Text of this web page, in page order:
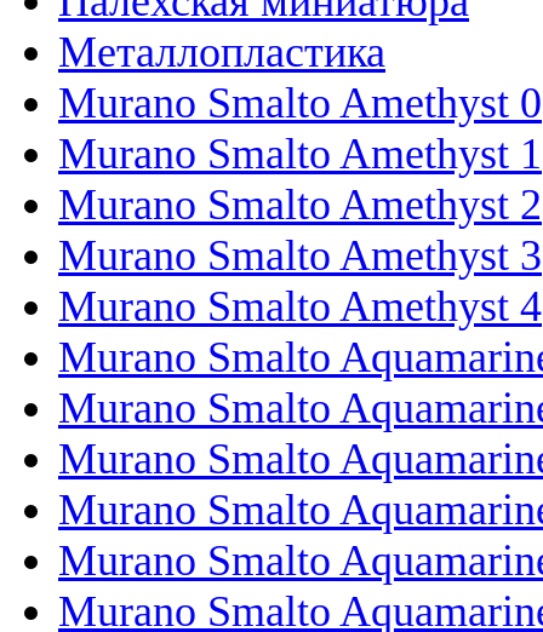
Металлопластика
Murano Smalto Amethyst 0
Murano Smalto Amethyst 1
Murano Smalto Amethyst 2
Murano Smalto Amethyst 3
Murano Smalto Amethyst 4
Murano Smalto
Murano Smalto
Murano Smalto
Murano Smalto
Murano Smalto
Murano Smalto